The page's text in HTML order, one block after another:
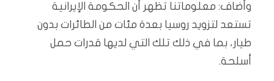
وأضاف: معلوماتنا تظهر أن الحكومة الإيرانية
تستعد لتزويد روسيا بعدة مئات من الطائرات بدون
طيار، بما في ذلك تلك التي لديها قدرات حمل
أسلحة.